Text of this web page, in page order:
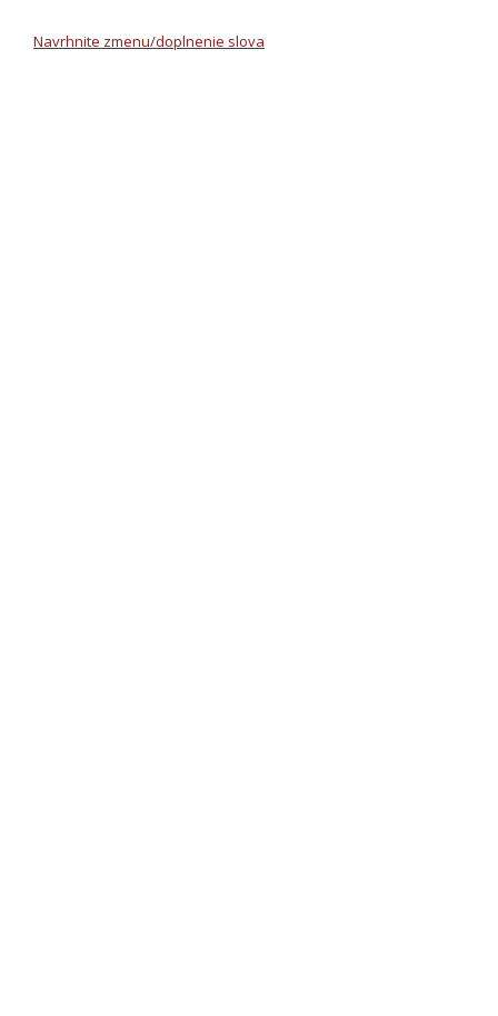
Navrhnite zmenu/doplnenie slova